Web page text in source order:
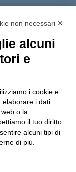
Privacy Policy
D0ZZDV0V
non necessari ✕
alcuni
e
i cookie e
elaborare i dati
o la
il tuo diritto
alcuni tipi di
di più.